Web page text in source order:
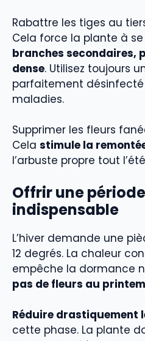
Rabattre les tiges au
Cela force la plante à
branches secondaires,
dense. Utilisez toujours
parfaitement désinfecté
maladies.
Supprimer les fleurs
Cela stimule la
l’arbuste propre tout
Offrir une
indispensable
L’hiver demande une
12 degrés. La chaleur
empêche la dormance
pas de fleurs au
Réduire drastiquement
cette phase. La plante